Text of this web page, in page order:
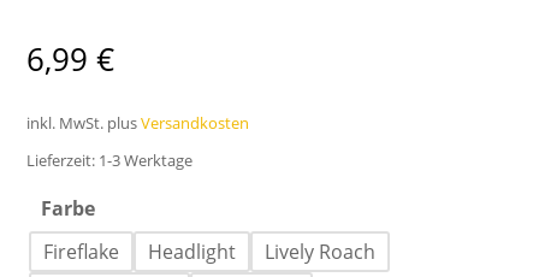
6,99€
inkl. MwSt. plusVersandkosten
Lieferzeit: 1-3 Werktage
Farbe
Fireflake
Headlight
Lively Roach